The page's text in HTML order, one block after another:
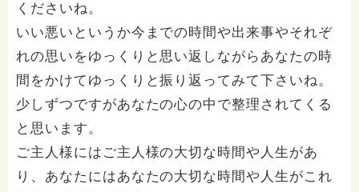
くださいね。
いい悪いというか今までの時間や出来事やそれぞ
れの思いをゆっくりと思い返しながらあなたの時
間をかけてゆっくりと振り返ってみて下さいね。
少しずつですがあなたの心の中で整理されてくる
と思います。
ご主人様にはご主人様の大切な時間や人生があ
り、あなたにはあなたの大切な時間や人生がこれ